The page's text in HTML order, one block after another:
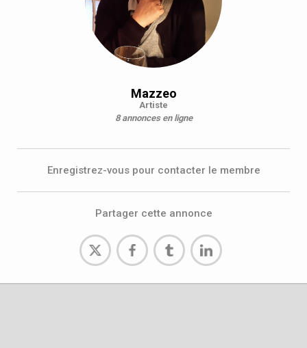
Mazzeo
Artiste
8 annonces en ligne
Enregistrez-vous pour contacter le membre
Partager cette annonce